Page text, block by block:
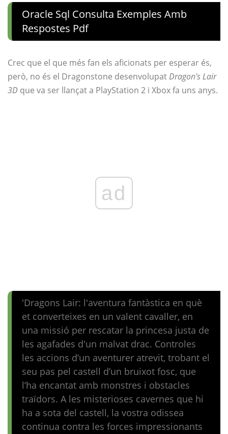
Oracle Sql Consulta Exemples Amb
Respostes Pdf
Crec que el que més fan els aficionats per esperar és,
però, no és el Dragonstone desenvolupatDragon's Lair
3D que va ser llançat a PlayStation 2 i Xbox fa uns anys.
ad
'Dragons Lair: l'aventura fantàstica en què
et converteixes en un valent cavaller, en
una missió per rescatar la princesa justa de
les agafades d'un malvat drac. Controles
les accions d’un aventurer atrevit, trobant el
seu pas pel castell d’un bruixot fosc, que
l’ha encantat amb monstres i obstacles
traïdors. A les misterioses cavernes que hi
ha a sota del castell, la vostra odissea
continua contra les forces impressionants